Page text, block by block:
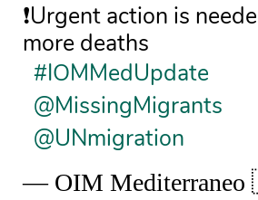
❗Urgent action is
more deaths
#IOMMedUpdate
@MissingMigrants
@UNmigration
— OIM